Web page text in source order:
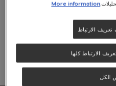
عشر. ستشعر مع قهوة إسبرسو نابولي
من شوارع مدينة نابولي. مصنوعة من
من أوغندا والبرازيل وكولومبيا.
More information
الارتباط
الكل
الارتباط كلها